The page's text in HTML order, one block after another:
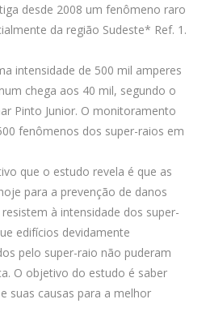
desde 2008 um fenômeno raro
da região Sudeste* Ref. 1.
intensidade de 500 mil amperes
chega aos 40 mil, segundo o
Pinto Junior. O monitoramento
fenômenos dos super-raios em
que o estudo revela é que as
para a prevenção de danos
à intensidade dos super-
edifícios devidamente
pelo super-raio não puderam
O objetivo do estudo é saber
suas causas para a melhor